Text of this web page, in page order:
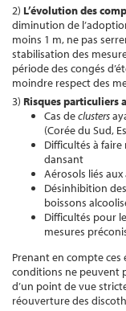
2) L’évolution des
diminution de
moins 1 m, ne pas
stabilisation des
période des congés
moindre respect des
3) Risques particuliers
Cas declusters
(Corée du Sud,
Difficultés à
dansant
Aérosols liés
Désinhibition
boissons
Difficultés pour
mesures
Prenant en compte ces
conditions ne peuvent
d’un point de vue
réouverture des